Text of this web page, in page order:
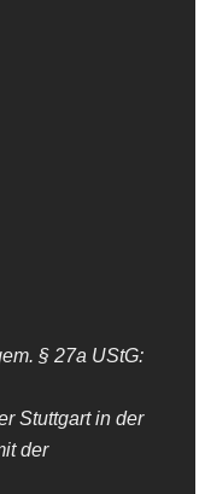
§ 27a UStG:
Stuttgart in der
der